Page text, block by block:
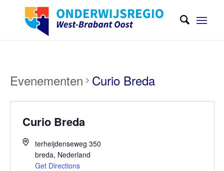
Evenementen Curio Breda
Curio Breda
terheijdenseweg 350
breda, Nederland
Get Directions